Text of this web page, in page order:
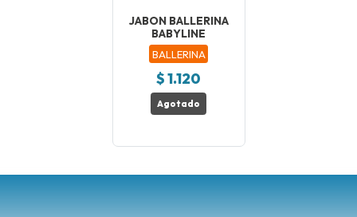
JABON BALLERINA
BABYLINE
BALLERINA
$ 1.120
Agotado